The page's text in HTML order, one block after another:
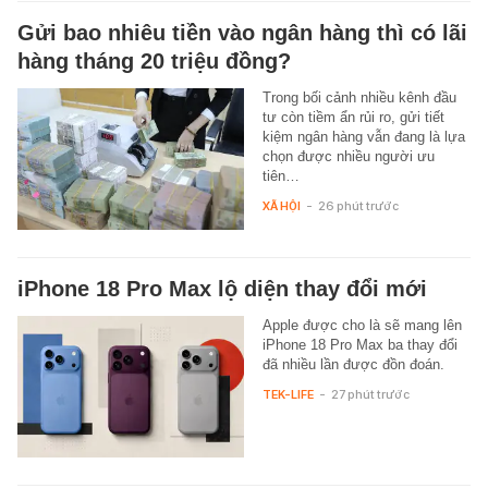
Gửi bao nhiêu tiền vào ngân hàng thì có lãi
hàng tháng 20 triệu đồng?
Trong bối cảnh nhiều kênh đầu
tư còn tiềm ẩn rủi ro, gửi tiết
kiệm ngân hàng vẫn đang là lựa
chọn được nhiều người ưu
tiên…
XÃ HỘI - 26 phút trước
iPhone 18 Pro Max lộ diện thay đổi mới
Apple được cho là sẽ mang lên
iPhone 18 Pro Max ba thay đổi
đã nhiều lần được đồn đoán.
TEK-LIFE - 27 phút trước